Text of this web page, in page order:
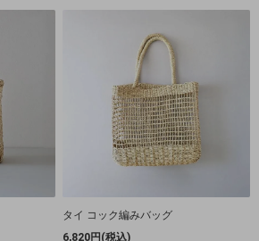
タイ コック編みバッグ
6,820円(税込)